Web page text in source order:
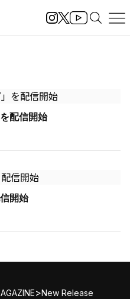
配信開始
開始
>New Release